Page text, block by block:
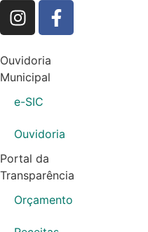
Ouvidoria
Municipal
e-SIC
Ouvidoria
Portal da
Transparência
Orçamento